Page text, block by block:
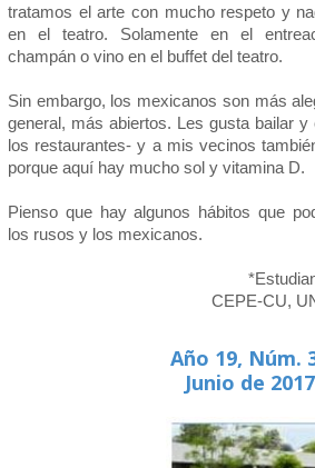
tratamos el arte con mucho respeto y
en el teatro. Solamente en el
champán o vino en el buffet del teatro.
Sin embargo, los mexicanos son más
general, más abiertos. Les gusta bailar
los restaurantes- y a mis vecinos
porque aquí hay mucho sol y vitamina D.
Pienso que hay algunos hábitos que
los rusos y los mexicanos.
CEPE-CU,
Año 19, Núm.
Junio de 2017